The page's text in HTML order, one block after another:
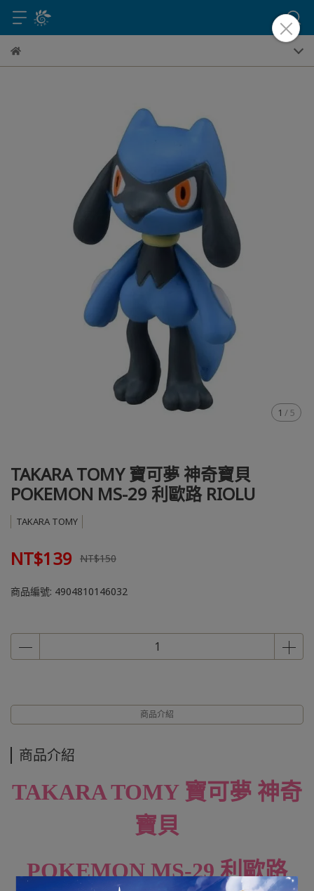
1 / 5
TAKARA TOMY 寶可夢 神奇寶貝
POKEMON MS-29 利歐路 RIOLU
TAKARA TOMY
NT$139 NT$150
商品編號: 4904810146032
商品介紹
商品介紹
TAKARA TOMY 寶可夢 神奇
寶貝
POKEMON MS-29 利歐路